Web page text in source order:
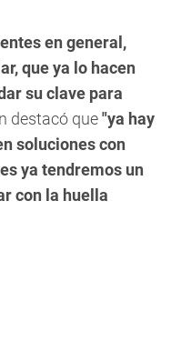
en general,
que ya lo hacen
su clave para
destacó que"ya hay
soluciones con
ya tendremos un
con la huella